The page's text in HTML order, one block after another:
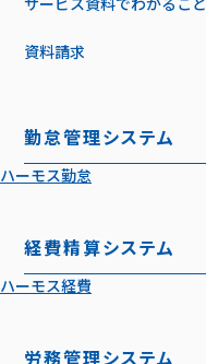
資料請求
勤怠管理システム
ハーモス勤怠
経費精算システム
ハーモス経費
労務管理システム